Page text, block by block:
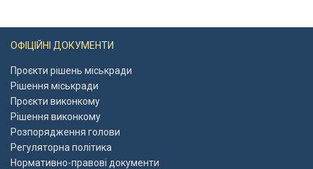
ОФІЦІЙНІ ДОКУМЕНТИ
Проєкти рішень міськради
Рішення міськради
Проєкти виконкому
Рішення виконкому
Розпорядження голови
Регуляторна політика
Нормативно-правові документи